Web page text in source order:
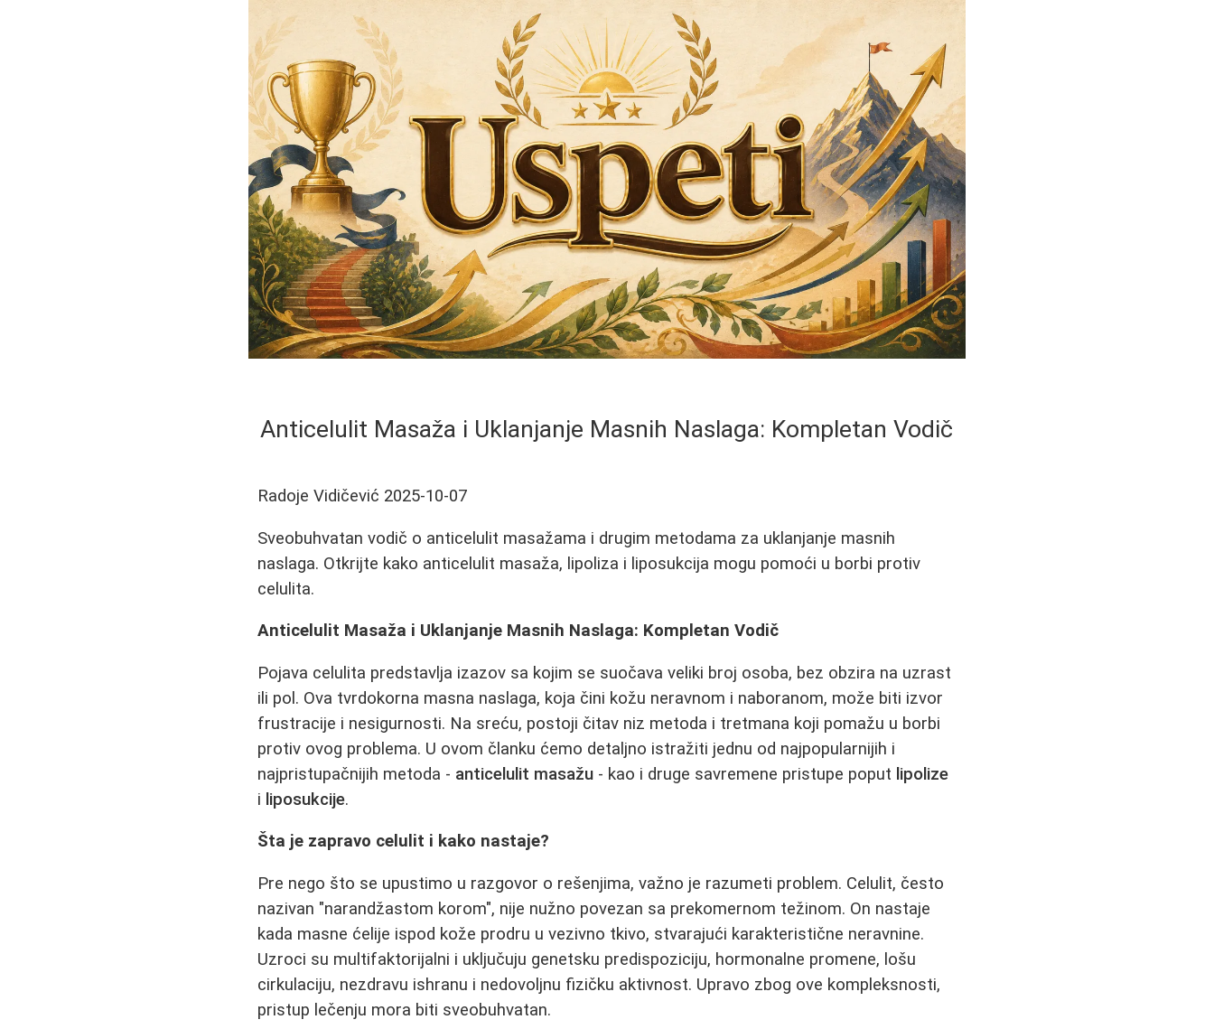
Anticelulit Masaža i Uklanjanje Masnih Naslaga: Kompletan Vodič
Radoje Vidičević 2025-10-07
Sveobuhvatan vodič o anticelulit masažama i drugim metodama za uklanjanje masnih
naslaga. Otkrijte kako anticelulit masaža, lipoliza i liposukcija mogu pomoći u borbi protiv
celulita.
Anticelulit Masaža i Uklanjanje Masnih Naslaga: Kompletan Vodič
Pojava celulita predstavlja izazov sa kojim se suočava veliki broj osoba, bez obzira na uzrast
ili pol. Ova tvrdokorna masna naslaga, koja čini kožu neravnom i naboranom, može biti izvor
frustracije i nesigurnosti. Na sreću, postoji čitav niz metoda i tretmana koji pomažu u borbi
protiv ovog problema. U ovom članku ćemo detaljno istražiti jednu od najpopularnijih i
najpristupačnijih metoda - anticelulit masažu - kao i druge savremene pristupe poput lipolize
i liposukcije.
Šta je zapravo celulit i kako nastaje?
Pre nego što se upustimo u razgovor o rešenjima, važno je razumeti problem. Celulit, često
nazivan "narandžastom korom", nije nužno povezan sa prekomernom težinom. On nastaje
kada masne ćelije ispod kože prodru u vezivno tkivo, stvarajući karakteristične neravnine.
Uzroci su multifaktorijalni i uključuju genetsku predispoziciju, hormonalne promene, lošu
cirkulaciju, nezdravu ishranu i nedovoljnu fizičku aktivnost. Upravo zbog ove kompleksnosti,
pristup lečenju mora biti sveobuhvatan.